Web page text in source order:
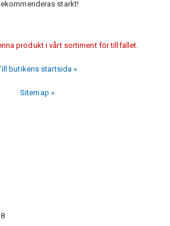
starkt!
produkt i vårt sortiment för tillfället.
butikens startsida »
Sitemap »